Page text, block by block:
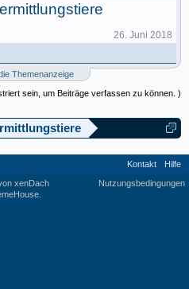
26. Juni 2018
Themenanzeige
sein, um Beiträge verfassen zu können. )
Kontakt
Hilfe
Nutzungsbedingungen
xenDach